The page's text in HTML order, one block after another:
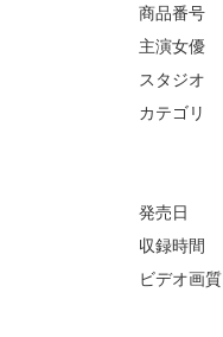
商品番号
主演女優
スタジオ
カテゴリ
発売日
収録時間
ビデオ画質